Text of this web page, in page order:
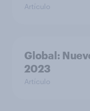
Artículo
Global:
2023
Artículo